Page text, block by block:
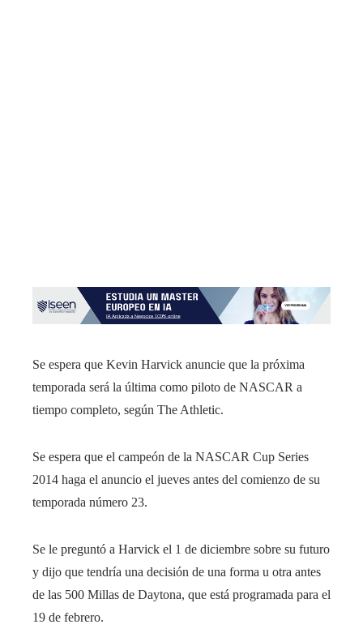
Se espera que Kevin Harvick anuncie que la próxima
temporada será la última como piloto de NASCAR a
tiempo completo, según The Athletic.
Se espera que el campeón de la NASCAR Cup Series
2014 haga el anuncio el jueves antes del comienzo de su
temporada número 23.
Se le preguntó a Harvick el 1 de diciembre sobre su futuro
y dijo que tendría una decisión de una forma u otra antes
de las 500 Millas de Daytona, que está programada para el
19 de febrero.